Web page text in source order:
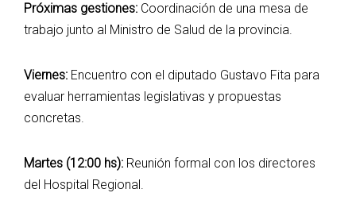
Próximas gestiones: Coordinación de una mesa de
trabajo junto al Ministro de Salud de la provincia.
Viernes: Encuentro con el diputado Gustavo Fita para
evaluar herramientas legislativas y propuestas
concretas.
Martes (12:00 hs): Reunión formal con los directores
del Hospital Regional.